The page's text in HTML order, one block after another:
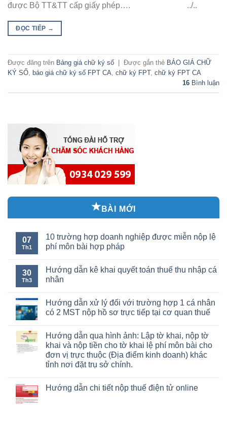
được Bộ TT&TT cấp giấy phép…. ../..
ĐỌC TIẾP →
Được đăng trên Bảng giá chữ ký số Được gắn thẻ BÁO GIÁ CHỮ
KÝ SỐ, báo giá chữ ký số FPT CA, chữ ký FPT, chữ ký FPT CA
16 Bình luận
BÀI MỚI
07
Th1
10 trường hợp doanh nghiệp được miễn nộp lệ
phí môn bài hợp pháp
30
Th3
Hướng dẫn kê khai quyết toán thuế thu nhập cá
nhân
Hướng dẫn xử lý đối với trường hợp 1 cá nhân
có 2 MST nộp hồ sơ trực tiếp tại cơ quan thuế
Hướng dẫn qua hình ảnh: Lập tờ khai, nộp tờ
khai và nộp tiền cho tờ khai lệ phí môn bài cho
đơn vị trực thuộc (Địa điểm kinh doanh) khác
tỉnh nơi đặt trụ sở chính.
Hướng dẫn chi tiết nộp thuế điện tử online